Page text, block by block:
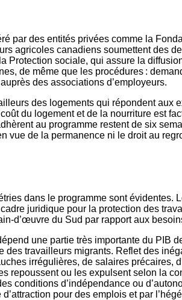
par des entités privées comme la
agricoles canadiens soumettent des
Protection sociale, qui assure la
de même que les procédures :
des associations d’employeurs.
des logements qui répondent aux
du logement et de la nourriture est
au programme restent de six
vue de la permanence ni le droit au
dans le programme sont évidentes.
juridique pour la protection des
d’œuvre du Sud par rapport aux
une partie très importante du PIB
travailleurs migrants. Reflet des
irrégulières, de salaires
repoussent ou les expulsent selon la
conditions d’indépendance ou
pour des emplois et par